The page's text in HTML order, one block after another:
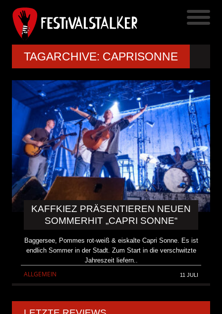
TAGARCHIVE: CAPRISONNE
KAFFKIEZ PRÄSENTIEREN NEUEN
SOMMERHIT „CAPRI SONNE“
Baggersee, Pommes rot-weiß & eiskalte Capri Sonne. Es ist
endlich Sommer in der Stadt. Zum Start in die verschwitzte
Jahreszeit liefern..
ALLGEMEIN 11 JULI